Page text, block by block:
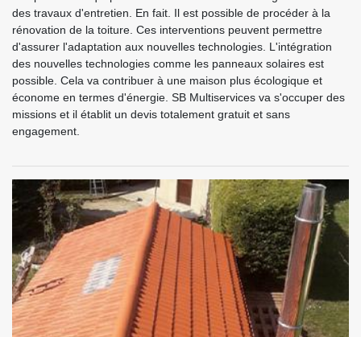
des travaux d'entretien. En fait. Il est possible de procéder à la
rénovation de la toiture. Ces interventions peuvent permettre
d'assurer l'adaptation aux nouvelles technologies. L'intégration
des nouvelles technologies comme les panneaux solaires est
possible. Cela va contribuer à une maison plus écologique et
économe en termes d'énergie. SB Multiservices va s'occuper des
missions et il établit un devis totalement gratuit et sans
engagement.